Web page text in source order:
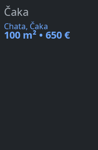
Čaka
Chata, Čaka
100 m² • 650 €